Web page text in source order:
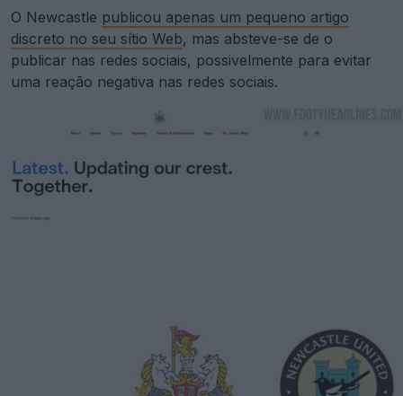
O Newcastle publicou apenas um pequeno artigo
discreto no seu sítio Web, mas absteve-se de o
publicar nas redes sociais, possivelmente para evitar
uma reação negativa nas redes sociais.